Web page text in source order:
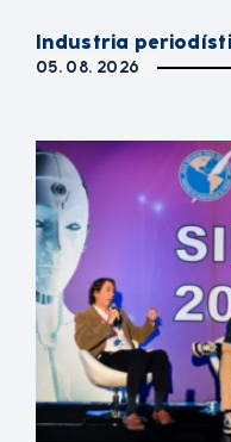
Industria
05. 08. 2026